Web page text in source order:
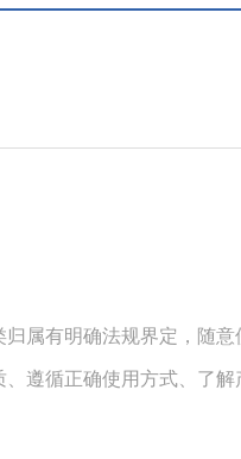
属有明确法规界定，随
遵循正确使用方式、了解